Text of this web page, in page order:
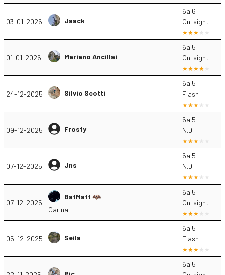
03-01-2026 Jaack
6a.6
On-sight
01-01-2026 Mariano Ancillai
6a.5
On-sight
24-12-2025 Silvio Scotti
6a.5
Flash
09-12-2025 Frosty
6a.5
N.D.
07-12-2025 Jns
6a.5
N.D.
07-12-2025
BatMatt 🦇
Carina.
6a.5
On-sight
05-12-2025 Seila
6a.5
Flash
6a.5